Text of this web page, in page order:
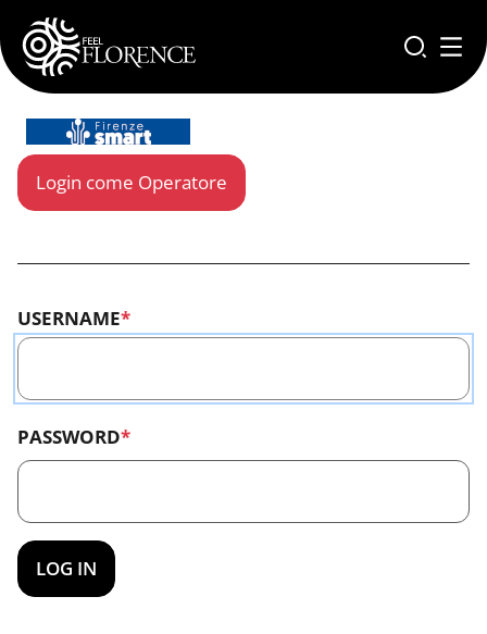
Skip to main content
Login come Operatore
USERNAME
PASSWORD